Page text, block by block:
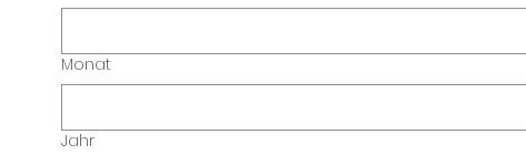
Monat
Jahr